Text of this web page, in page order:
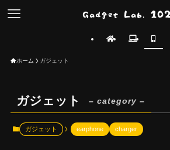
ホーム ガジェット
ガジェット – category –
ガジェット earphone charger